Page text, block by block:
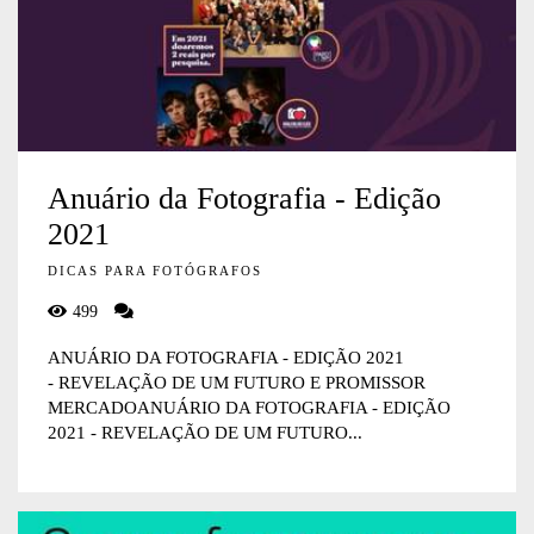
Anuário da Fotografia - Edição
2021
DICAS PARA FOTÓGRAFOS
499
ANUÁRIO DA FOTOGRAFIA - EDIÇÃO 2021
- REVELAÇÃO DE UM FUTURO E PROMISSOR
MERCADOANUÁRIO DA FOTOGRAFIA - EDIÇÃO
2021 - REVELAÇÃO DE UM FUTURO...